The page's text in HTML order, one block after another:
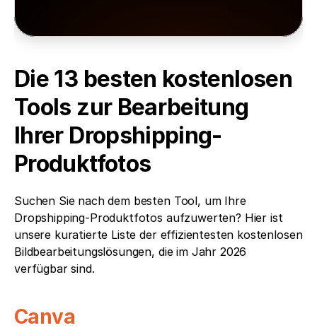
Die 13 besten kostenlosen
Tools zur Bearbeitung
Ihrer Dropshipping-
Produktfotos
Suchen Sie nach dem besten Tool, um Ihre
Dropshipping-Produktfotos aufzuwerten? Hier ist
unsere kuratierte Liste der effizientesten kostenlosen
Bildbearbeitungslösungen, die im Jahr 2026
verfügbar sind.
Canva